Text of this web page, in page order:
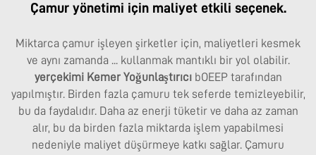
Çamur yönetimi için maliyet etkili seçenek.
Miktarca çamur işleyen şirketler için, maliyetleri kesmek
ve aynı zamanda ... kullanmak mantıklı bir yol olabilir.
yerçekimi Kemer Yoğunlaştırıcı bOEEP tarafından
yapılmıştır. Birden fazla çamuru tek seferde temizleyebilir,
bu da faydalıdır. Daha az enerji tüketir ve daha az zaman
alır, bu da birden fazla miktarda işlem yapabilmesi
nedeniyle maliyet düşürmeye katkı sağlar. Çamuru